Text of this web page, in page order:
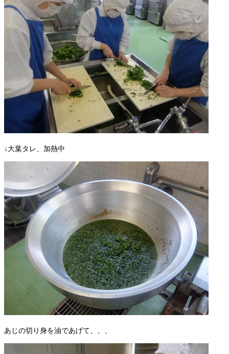
↓大葉タレ、加熱中
あじの切り身を油であげて、、、